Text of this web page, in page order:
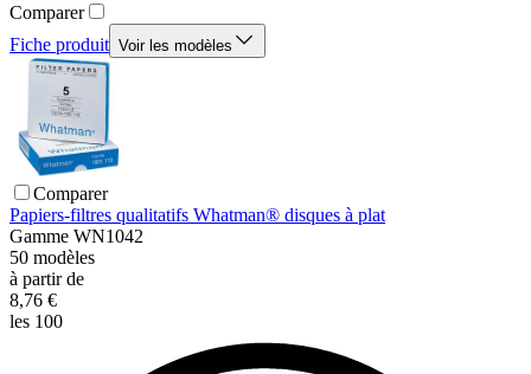
Comparer
Fiche produit Voir les modèles
Comparer
Papiers-filtres qualitatifs Whatman® disques à plat
Gamme WN1042
50 modèles
à partir de
8,76 €
les 100